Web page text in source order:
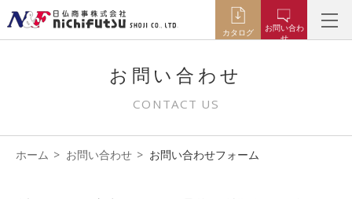
カタログ
お問い合わ
せ
お問い合わせ
CONTACT US
ホーム お問い合わせ お問い合わせフォーム